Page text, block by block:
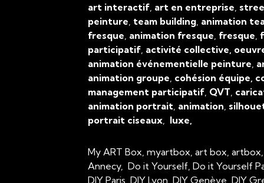
art interactif, art en entreprise,
peinture, team building, animation
fresque, animation fresque, fresque,
participatif, activité collective,
animation événementielle peinture,
animation groupe, cohésion équipe,
management participatif, QVT,
animation portrait, animation,
portrait ciseaux, luxe,
My ART Box, myartbox, art box,
Annecy, Do it Yourself, Do it Yourself
DIY Paris, DIY Lyon, DIY Genève, DIY